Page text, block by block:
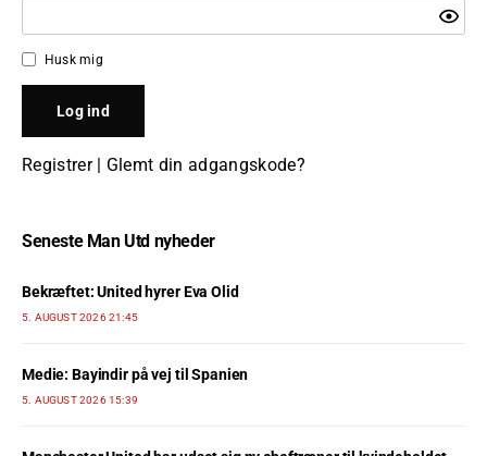
Husk mig
Registrer| Glemt din adgangskode?
Seneste Man Utd nyheder
Bekræftet: United hyrer Eva Olid
5. AUGUST 2026 21:45
Medie: Bayindir på vej til Spanien
5. AUGUST 2026 15:39